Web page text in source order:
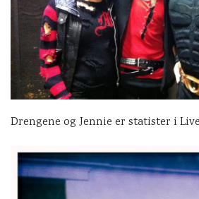
Drengene og Jennie er statister i